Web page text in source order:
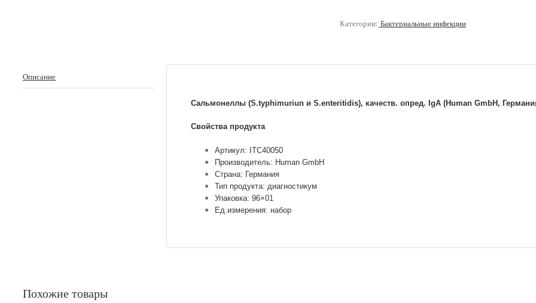
Категория: Бактериальные инфекции
Описание
Сальмонеллы (S.typhimuriun и S.enteritidis), качеств. опред. IgA (Human GmbH,
Свойства продукта
Артикул: ITC40050
Производитель: Human GmbH
Страна: Германия
Тип продукта: диагностикум
Упаковка: 96×01
Ед.измерения: набор
Похожие товары